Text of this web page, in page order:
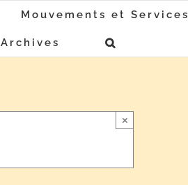
Mouvements et Services
Archives
×